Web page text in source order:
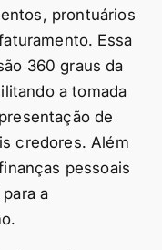
prontuários
Essa
360 graus da
a tomada
de
credores. Além
pessoais
a